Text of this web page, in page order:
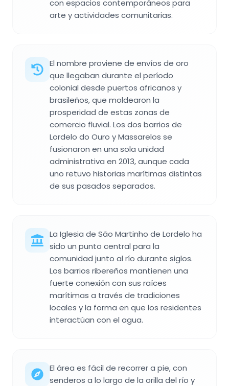
con espacios contemporáneos para
arte y actividades comunitarias.
El nombre proviene de envíos de oro
que llegaban durante el período
colonial desde puertos africanos y
brasileños, que moldearon la
prosperidad de estas zonas de
comercio fluvial. Los dos barrios de
Lordelo do Ouro y Massarelos se
fusionaron en una sola unidad
administrativa en 2013, aunque cada
uno retuvo historias marítimas distintas
de sus pasados separados.
La Iglesia de São Martinho de Lordelo ha
sido un punto central para la
comunidad junto al río durante siglos.
Los barrios ribereños mantienen una
fuerte conexión con sus raíces
marítimas a través de tradiciones
locales y la forma en que los residentes
interactúan con el agua.
El área es fácil de recorrer a pie, con
senderos a lo largo de la orilla del río y